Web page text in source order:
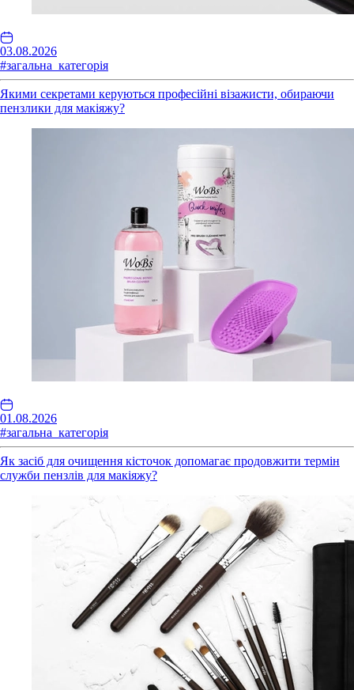
03.08.2026
#загальна_категорія
Якими секретами керуються професійні візажисти, обираючи
пензлики для макіяжу?
01.08.2026
#загальна_категорія
Як засіб для очищення кісточок допомагає продовжити термін
служби пензлів для макіяжу?